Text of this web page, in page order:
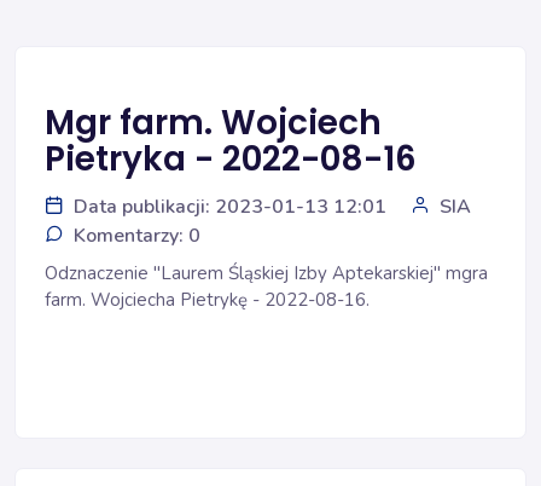
Mgr farm. Wojciech
Pietryka - 2022-08-16
Data publikacji: 2023-01-13 12:01
SIA
Komentarzy: 0
Odznaczenie "Laurem Śląskiej Izby Aptekarskiej" mgra
farm. Wojciecha Pietrykę - 2022-08-16.